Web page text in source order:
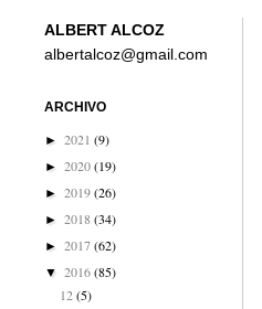
ALBERT ALCOZ
albertalcoz@gmail.com
ARCHIVO
► 2021 (9)
► 2020(19)
► 2019(26)
► 2018(34)
► 2017(62)
▼ 2016(85)
12 (5)